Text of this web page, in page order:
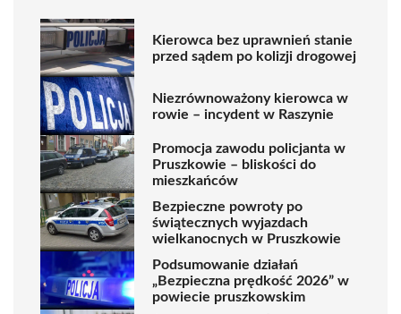
Kierowca bez uprawnień stanie
przed sądem po kolizji drogowej
Niezrównoważony kierowca w
rowie – incydent w Raszynie
Promocja zawodu policjanta w
Pruszkowie – bliskości do
mieszkańców
Bezpieczne powroty po
świątecznych wyjazdach
wielkanocnych w Pruszkowie
Podsumowanie działań
„Bezpieczna prędkość 2026” w
powiecie pruszkowskim